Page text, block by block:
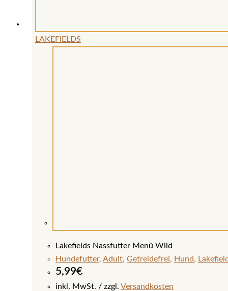
LAKEFIELDS
Lakefields Nassfutter Menü Wild
Hundefutter, Adult, Getreidefrei, Hund,
5,99€
inkl. MwSt. zzgl. Versandkosten